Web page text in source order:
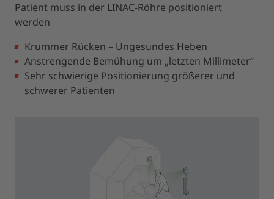
Patient muss in der LINAC-Röhre positioniert
werden
Krummer Rücken – Ungesundes Heben
Anstrengende Bemühung um „letzten Millimeter“
Sehr schwierige Positionierung größerer und
schwerer Patienten